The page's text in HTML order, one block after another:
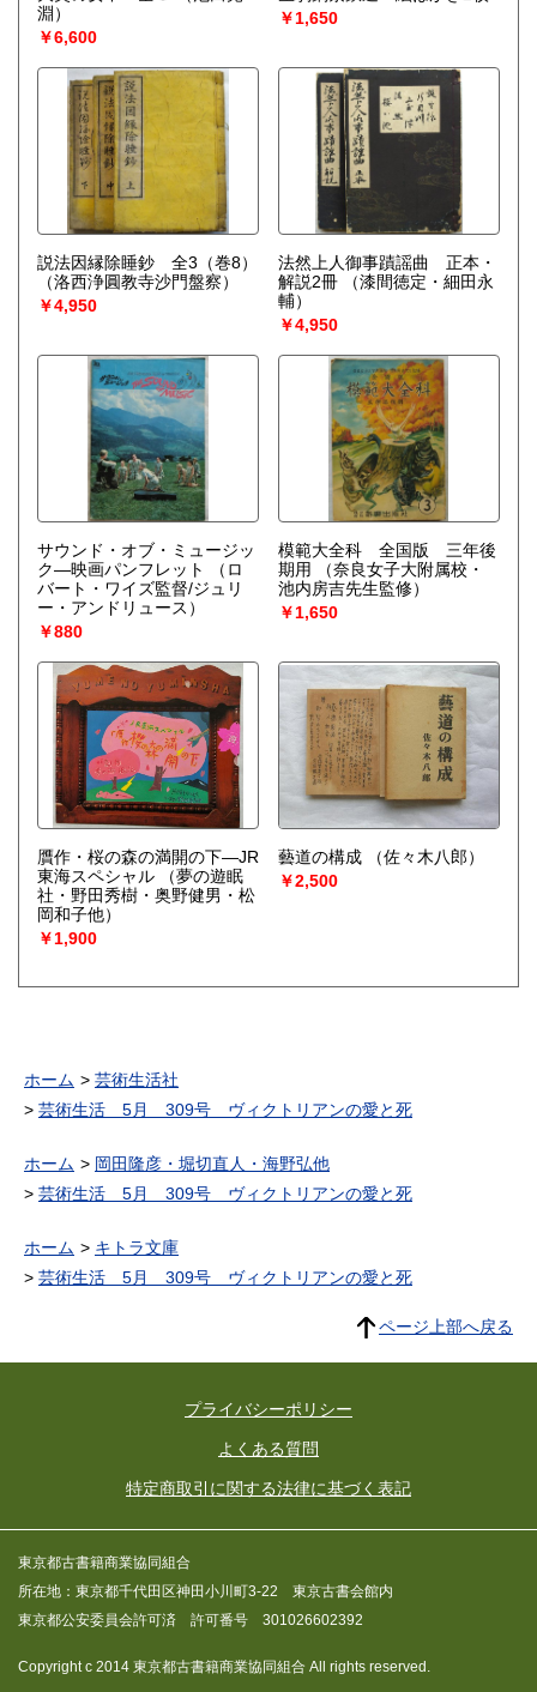
淵）
￥6,600
￥1,650
説法因縁除睡鈔 全3（巻8）
（洛西浄圓教寺沙門盤察）
￥4,950
法然上人御事蹟謡曲 正本・
解説2冊
（漆間徳定・細田永
輔）
￥4,950
サウンド・オブ・ミュージッ
ク―映画パンフレット
（ロ
バート・ワイズ監督/ジュリ
ー・アンドリュース）
￥880
模範大全科 全国版 三年後
期用
（奈良女子大附属校・
池内房吉先生監修）
￥1,650
贋作・桜の森の満開の下―JR
東海スペシャル
（夢の遊眠
社・野田秀樹・奥野健男・松
岡和子他）
￥1,900
藝道の構成
（佐々木八郎）
￥2,500
ホーム
芸術生活社
芸術生活 5月 309号 ヴィクトリアンの愛と死
ホーム
岡田隆彦・堀切直人・海野弘他
芸術生活 5月 309号 ヴィクトリアンの愛と死
ホーム
キトラ文庫
芸術生活 5月 309号 ヴィクトリアンの愛と死
ページ上部へ戻る
プライバシーポリシー
よくある質問
特定商取引に関する法律に基づく表記
東京都古書籍商業協同組合
所在地：東京都千代田区神田小川町3-22 東京古書会館内
東京都公安委員会許可済 許可番号 301026602392
Copyright c 2014 東京都古書籍商業協同組合 All rights reserved.